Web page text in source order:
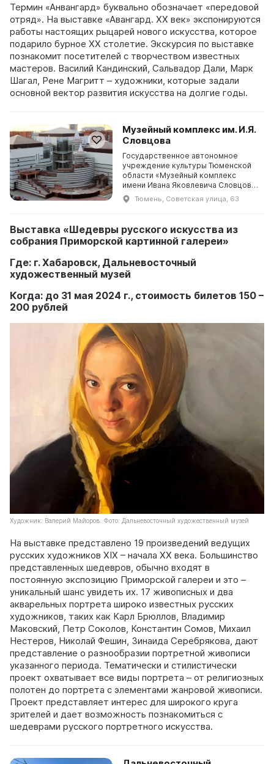
Термин «Анвангард» буквально обозначает «передовой
отряд». На выставке «Авангард. XX век» экспонируются
работы настоящих рыцарей нового искусства, которое
подарило бурное ХХ столетие. Экскурсия по выставке
познакомит посетителей с творчеством известных
мастеров. Василий Кандинский, Сальвадор Дали, Марк
Шагал, Рене Магритт – художники, которые задали
основной вектор развития искусства на долгие годы.
Музейный комплекс им. И.Я.
Словцова
Государственное автономное
учреждение культуры Тюменской
области «Музейный комплекс
имени Ивана Яковлевича Словцова»
считает свою историю с 1879 года.
Оно принадлежит к старейшим
Тюмень, Советская улица, 63
Выставка «Шедевры русского искусства из
собрания Приморской картинной галереи»
Где: г. Хабаровск, Дальневосточный
художественный музей
Когда: до 31 мая 2024 г., стоимость билетов 150 –
200 рублей
Художник: Валерий Майоров. Фото: Дальневосточный художественный музей
На выставке представлено 19 произведений ведущих
русских художников XIX – начала XX века. Большинство
представленных шедевров, обычно входят в
постоянную экспозицию Приморской галереи и это –
уникальный шанс увидеть их. 17 живописных и два
акварельных портрета широко известных русских
художников, таких как Карл Брюллов, Владимир
Маковский, Петр Соколов, Константин Сомов, Михаил
Нестеров, Николай Фешин, Зинаида Серебрякова, дают
представление о разнообразии портретной живописи
указанного периода. Тематически и стилистически
проект охватывает все виды портрета – от религиозных
полотен до портрета с элементами жанровой живописи.
Проект представляет интерес для широкого круга
зрителей и дает возможность познакомиться с
шедеврами русского портретного искусства.